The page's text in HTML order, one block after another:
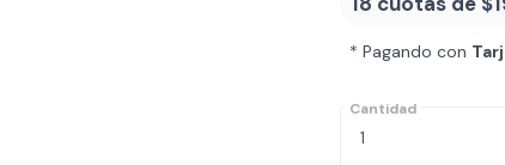
* Pagando con
Cantidad